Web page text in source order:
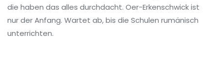
die haben das alles durchdacht. Oer-Erkenschwick ist
nur der Anfang. Wartet ab, bis die Schulen rumänisch
unterrichten.